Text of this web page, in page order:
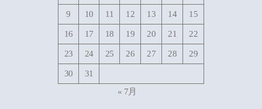
9 10 11 12 13 14 15
16 17 18 19 20 21 22
23 24 25 26 27 28 29
30
31
« 7月